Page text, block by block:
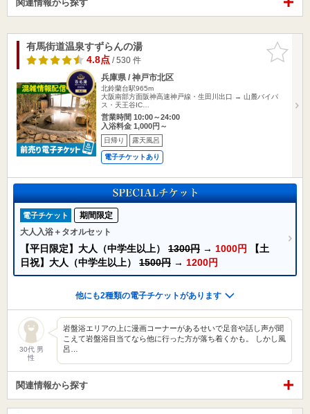
関連情報から探す
お気に入
りに追加
有馬街道温泉すずらんの湯
4.8点/ 530 件
兵庫県 / 神戸市北区
北鈴蘭台駅965m
大阪南部方面阪神高速神戸線・生田川出口 → 山麓バイパ
ス・天王谷IC…
営業時間 10:00～24:00
入浴料金 1,000円～
日帰り 露天風呂
電子チケットあり
電子チケット
期間限定
大人入浴＋タオルセット
【平日限定】大人（中学生以上） 1300円 → 1000円
【土
日祝】大人（中学生以上） 1500円 → 1200円
他にも2種類の電子チケットがあります
30代 男
性
岩盤浴エリアの上に漫画コーナーがあるせいで足音や話し声が聞
こえて岩盤浴目当てなら他に行った方が落ち着くかも。 しかし風
呂…
関連情報から探す